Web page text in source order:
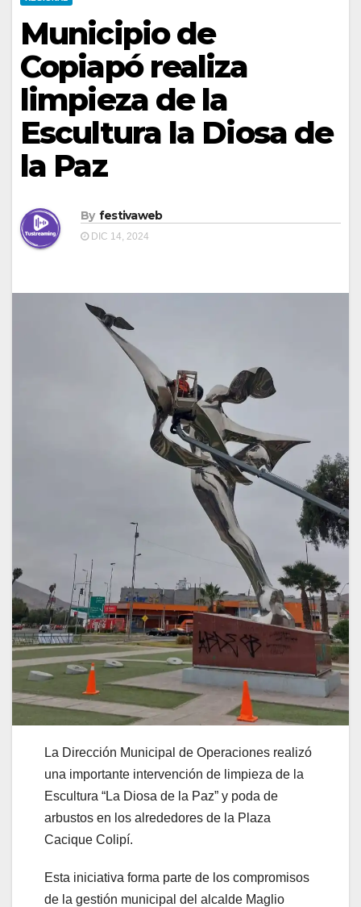
Municipio de
Copiapó realiza
limpieza de la
Escultura la Diosa de
la Paz
By festivaweb
DIC 14, 2024
La Dirección Municipal de Operaciones realizó
una importante intervención de limpieza de la
Escultura “La Diosa de la Paz” y poda de
arbustos en los alrededores de la Plaza
Cacique Colipí.
Esta iniciativa forma parte de los compromisos
de la gestión municipal del alcalde Maglio